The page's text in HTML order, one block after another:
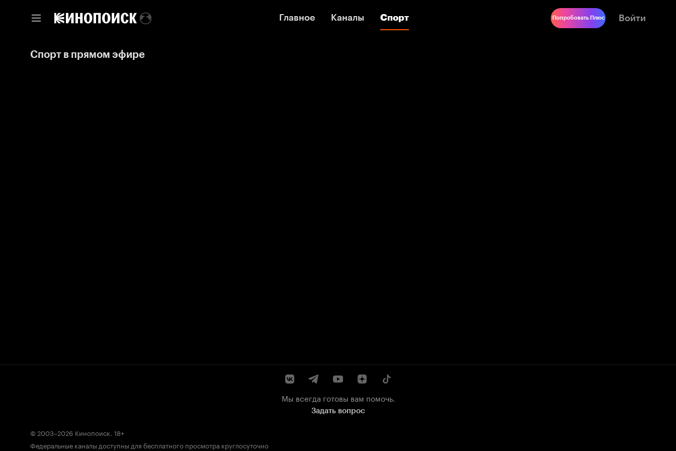
Главное Каналы Спорт
Главное Каналы Спорт Попробовать Плюс Войти
Спорт в прямом эфире
Мы всегда готовы вам помочь.
Задать вопрос
© 2003–2026 Кинопоиск. 18+
Федеральные каналы доступны для бесплатного просмотра круглосуточно